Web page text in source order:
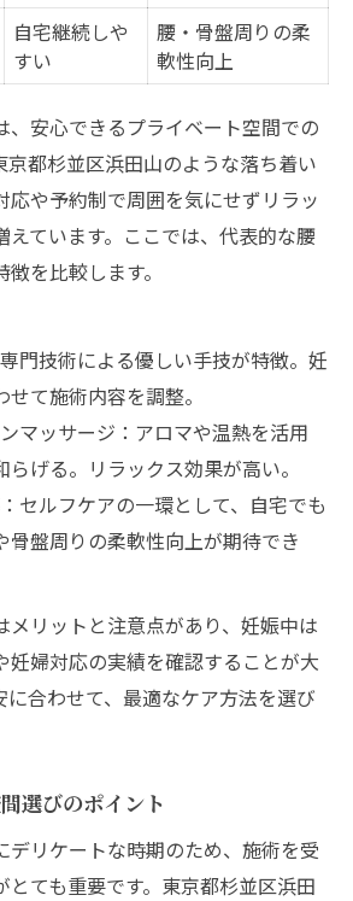
自宅継続しや
すい
腰・骨盤周りの柔
軟性向上
、安心できるプライベート空間での
京都杉並区浜田山のような落ち着い
応や予約制で周囲を気にせずリラッ
えています。ここでは、代表的な腰
を比較します。
門技術による優しい手技が特徴。妊
て施術内容を調整。
マッサージ：アロマや温熱を活用
げる。リラックス効果が高い。
セルフケアの一環として、自宅でも
骨盤周りの柔軟性向上が期待でき
メリットと注意点があり、妊娠中は
妊婦対応の実績を確認することが大
に合わせて、最適なケア方法を選び
選びのポイント
デリケートな時期のため、施術を受
とても重要です。東京都杉並区浜田